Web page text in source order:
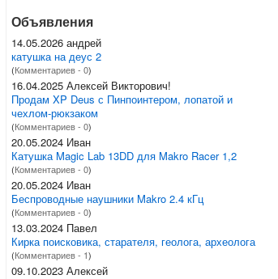
Объявления
14.05.2026 андрей
катушка на деус 2
(Комментариев - 0)
16.04.2025 Алексей Викторович!
Продам XP Deus с Пинпоинтером, лопатой и
чехлом-рюкзаком
(Комментариев - 0)
20.05.2024 Иван
Катушка Magic Lab 13DD для Makro Racer 1,2
(Комментариев - 0)
20.05.2024 Иван
Беспроводные наушники Makro 2.4 кГц
(Комментариев - 0)
13.03.2024 Павел
Кирка поисковика, старателя, геолога, археолога
(Комментариев - 1)
09.10.2023 Алексей